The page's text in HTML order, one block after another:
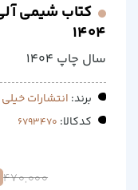
کتاب شیمی
1404
سال چاپ 1404
برند: انتشارات
کدکالا:
470,000